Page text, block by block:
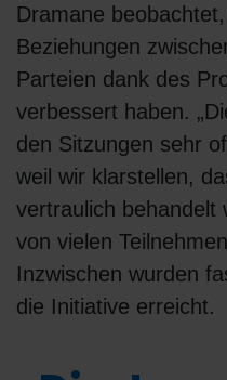
Dramane
Beziehungen
Parteien dank des
verbessert haben.
den Sitzungen sehr
weil wir klarstellen,
vertraulich behandelt
von vielen
Inzwischen wurden
die Initiative erreicht.